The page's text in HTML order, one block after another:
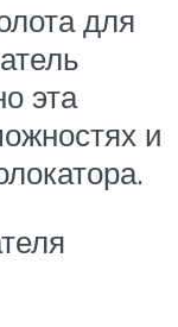
для
эта
и